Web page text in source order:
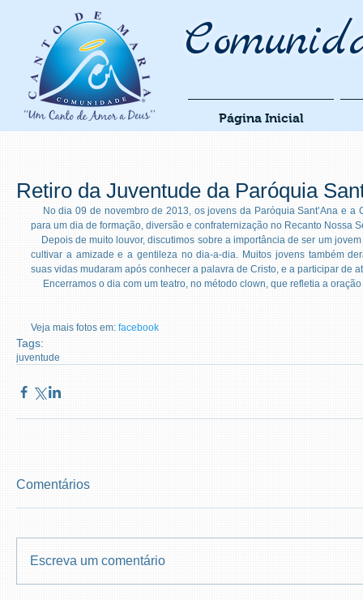
Página Inicial
Retiro da Juventude da Paróquia
para um dia de formação, diversão e confraternização no Recanto Nossa
cultivar a amizade e a gentileza no dia-a-dia. Muitos jovens também
suas vidas mudaram após conhecer a palavra de Cristo, e a participar de
Encerramos o dia com um teatro, no método clown, que refletia a
Veja mais fotos em: facebook
Tags:
juventude
Comentários
Escreva um comentário